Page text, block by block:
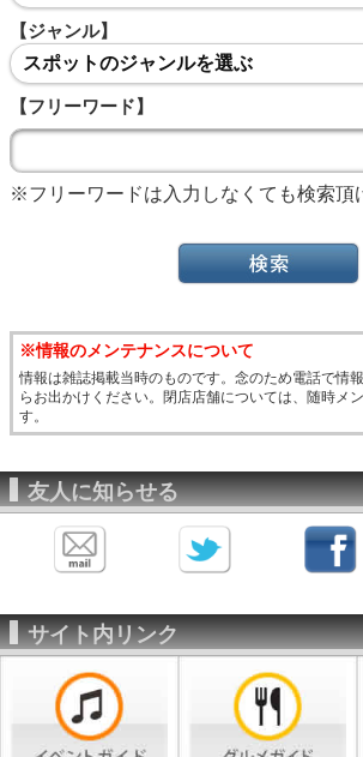
【ジャンル】
スポットのジャンルを選ぶ
【フリーワード】
※フリーワードは入力しなくても検索頂
※情報のメンテナンスについて
情報は雑誌掲載当時のものです。念のため電話で情
らお出かけください。閉店店舗については、随時メ
す。
友人に知らせる
サイト内リンク